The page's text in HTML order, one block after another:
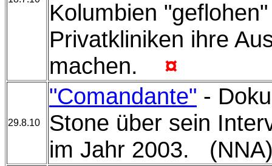
Kolumbien
Privatkliniken ihre
machen. ¤
29.8.10
"Comandante" -
Stone über sein
im Jahr 2003.